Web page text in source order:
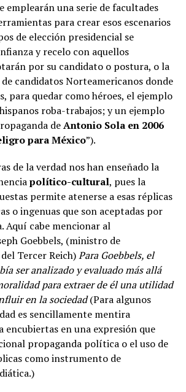
emplearán una serie de facultades
para crear esos escenarios
de elección presidencial se
y recelo con aquellos
por su candidato o postura, o la
candidatos Norteamericanos donde
para quedar como héroes, el ejemplo
roba-trabajos; y un ejemplo
deAntonio Sola en 2006
para México”).
de la verdad nos han enseñado la
político-cultural, pues la
permite atenerse a esas réplicas
o ingenuas que son aceptadas por
Aquí cabe mencionar al
Goebbels, (ministro de
Tercer Reich)Para Goebbels, el
ser analizado y evaluado más allá
para extraer de él una utilidad
en la sociedad(Para algunos
es sencillamente mentira
encubiertas en una expresión que
propaganda política o el uso de
como instrumento de